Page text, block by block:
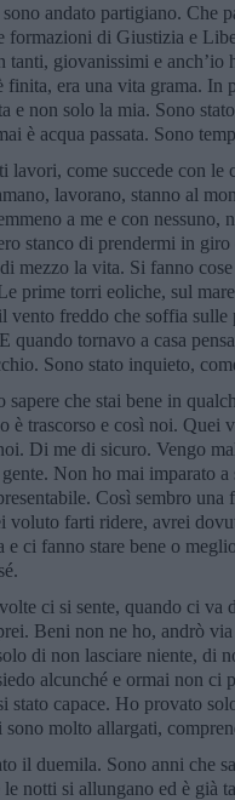
andato partigiano. Che
formazioni di Giustizia e
tanti, giovanissimi e
finita, era una vita grama. In
e non solo la mia. Sono
è acqua passata. Sono
lavori, come succede con
lavorano, stanno al
a me e con
stanco di prendermi in
mezzo la vita. Si fanno
prime torri eoliche, sul
vento freddo che soffia sulle
quando tornavo a casa
Sono stato inquieto,
che stai bene in
è trascorso e così noi. Quei
Di me di sicuro. Vengo
Non ho mai imparato
Così sembro
voluto farti ridere, avrei
e ci fanno stare bene o
ci si sente, quando ci
Beni non ne ho, andrò
di non lasciare niente, di
alcunché e ormai non ci
stato capace. Ho provato
molto allargati,
il duemila. Sono anni che
le notti si allungano ed è già